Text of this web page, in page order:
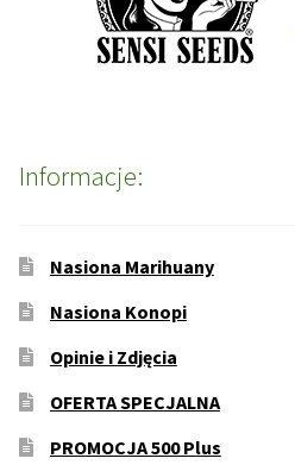
Informacje:
Nasiona Marihuany
Nasiona Konopi
Opinie i Zdjęcia
OFERTA SPECJALNA
PROMOCJA 500 Plus